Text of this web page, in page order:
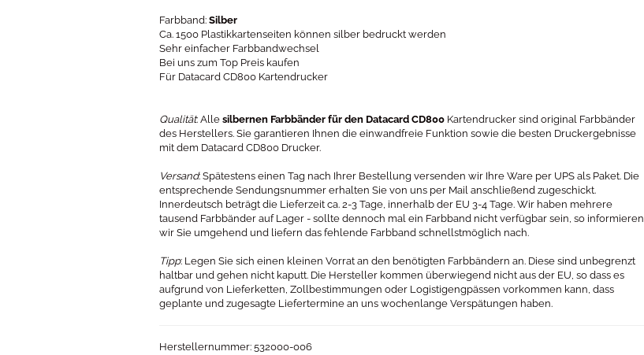
Farbband: Silber
Ca. 1500 Plastikkartenseiten können silber bedruckt werden
Sehr einfacher Farbbandwechsel
Bei uns zum Top Preis kaufen
Für Datacard CD800 Kartendrucker
Qualität: Alle silbernen Farbbänder für den Datacard CD800 Kartendrucker sind original Farbbänder
des Herstellers. Sie garantieren Ihnen die einwandfreie Funktion sowie die besten Druckergebnisse
mit dem Datacard CD800 Drucker.
Versand: Spätestens einen Tag nach Ihrer Bestellung versenden wir Ihre Ware per UPS als Paket. Die
entsprechende Sendungsnummer erhalten Sie von uns per Mail anschließend zugeschickt.
Innerdeutsch beträgt die Lieferzeit ca. 2-3 Tage, innerhalb der EU 3-4 Tage. Wir haben mehrere
tausend Farbbänder auf Lager - sollte dennoch mal ein Farbband nicht verfügbar sein, so informieren
wir Sie umgehend und liefern das fehlende Farbband schnellstmöglich nach.
Tipp: Legen Sie sich einen kleinen Vorrat an den benötigten Farbbändern an. Diese sind unbegrenzt
haltbar und gehen nicht kaputt. Die Hersteller kommen überwiegend nicht aus der EU, so dass es
aufgrund von Lieferketten, Zollbestimmungen oder Logistigengpässen vorkommen kann, dass
geplante und zugesagte Liefertermine an uns wochenlange Verspätungen haben.
Herstellernummer: 532000-006